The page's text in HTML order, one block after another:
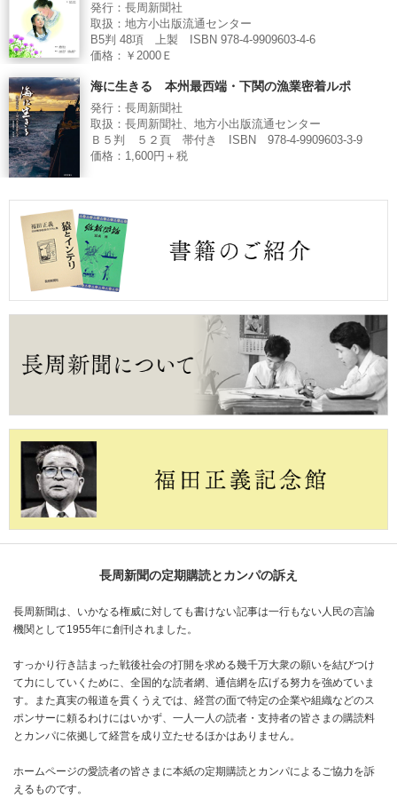
発行：長周新聞社
取扱：地方小出版流通センター
B5判 48項 上製 ISBN 978-4-9909603-4-6
価格：￥2000Ｅ
海に生きる 本州最西端・下関の漁業密着ルポ
発行：長周新聞社
取扱：長周新聞社、地方小出版流通センター
Ｂ５判 ５２頁 帯付き ISBN 978-4-9909603-3-9
価格：1,600円＋税
長周新聞の定期購読とカンパの訴え
長周新聞は、いかなる権威に対しても書けない記事は一行もない人民の言論
機関として1955年に創刊されました。
すっかり行き詰まった戦後社会の打開を求める幾千万大衆の願いを結びつけ
て力にしていくために、全国的な読者網、通信網を広げる努力を強めていま
す。また真実の報道を貫くうえでは、経営の面で特定の企業や組織などのス
ポンサーに頼るわけにはいかず、一人一人の読者・支持者の皆さまの購読料
とカンパに依拠して経営を成り立たせるほかはありません。
ホームページの愛読者の皆さまに本紙の定期購読とカンパによるご協力を訴
えるものです。